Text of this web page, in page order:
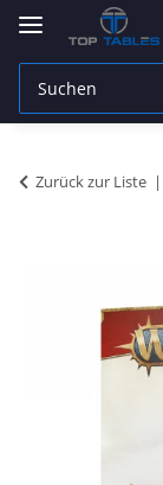
Zurück zur Liste